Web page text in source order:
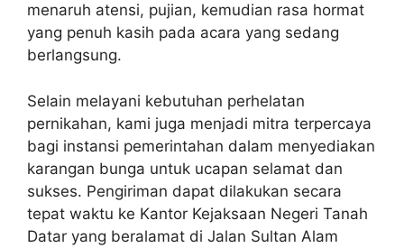
menaruh atensi, pujian, kemudian rasa hormat
yang penuh kasih pada acara yang sedang
berlangsung.
Selain melayani kebutuhan perhelatan
pernikahan, kami juga menjadi mitra terpercaya
bagi instansi pemerintahan dalam menyediakan
karangan bunga untuk ucapan selamat dan
sukses. Pengiriman dapat dilakukan secara
tepat waktu ke Kantor Kejaksaan Negeri Tanah
Datar yang beralamat di Jalan Sultan Alam